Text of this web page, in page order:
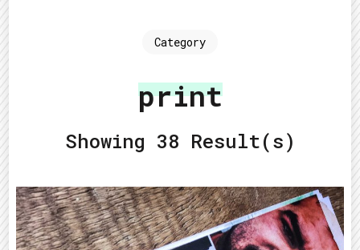
Category
print
Showing 38 Result(s)